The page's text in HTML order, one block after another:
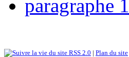
paragraphe 1
RSS 2.0 | Plan du site